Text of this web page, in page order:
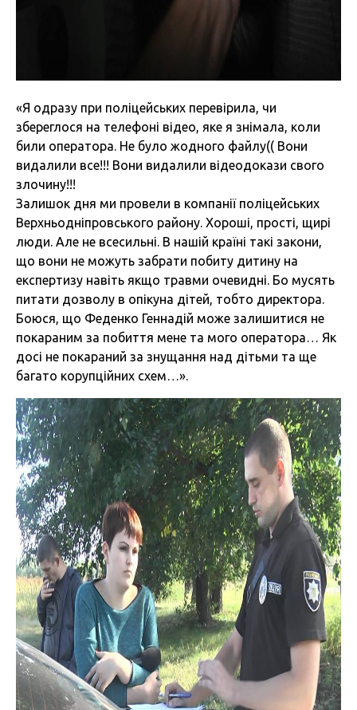
«Я одразу при поліцейських перевірила, чи
збереглося на телефоні відео, яке я знімала, коли
били оператора. Не було жодного файлу(( Вони
видалили все!!! Вони видалили відеодокази свого
злочину!!!
Залишок дня ми провели в компанії поліцейських
Верхньодніпровського району. Хороші, прості, щирі
люди. Але не всесильні. В нашій країні такі закони,
що вони не можуть забрати побиту дитину на
експертизу навіть якщо травми очевидні. Бо мусять
питати дозволу в опікуна дітей, тобто директора.
Боюся, що Феденко Геннадій може залишитися не
покараним за побиття мене та мого оператора… Як
досі не покараний за знущання над дітьми та ще
багато корупційних схем…».